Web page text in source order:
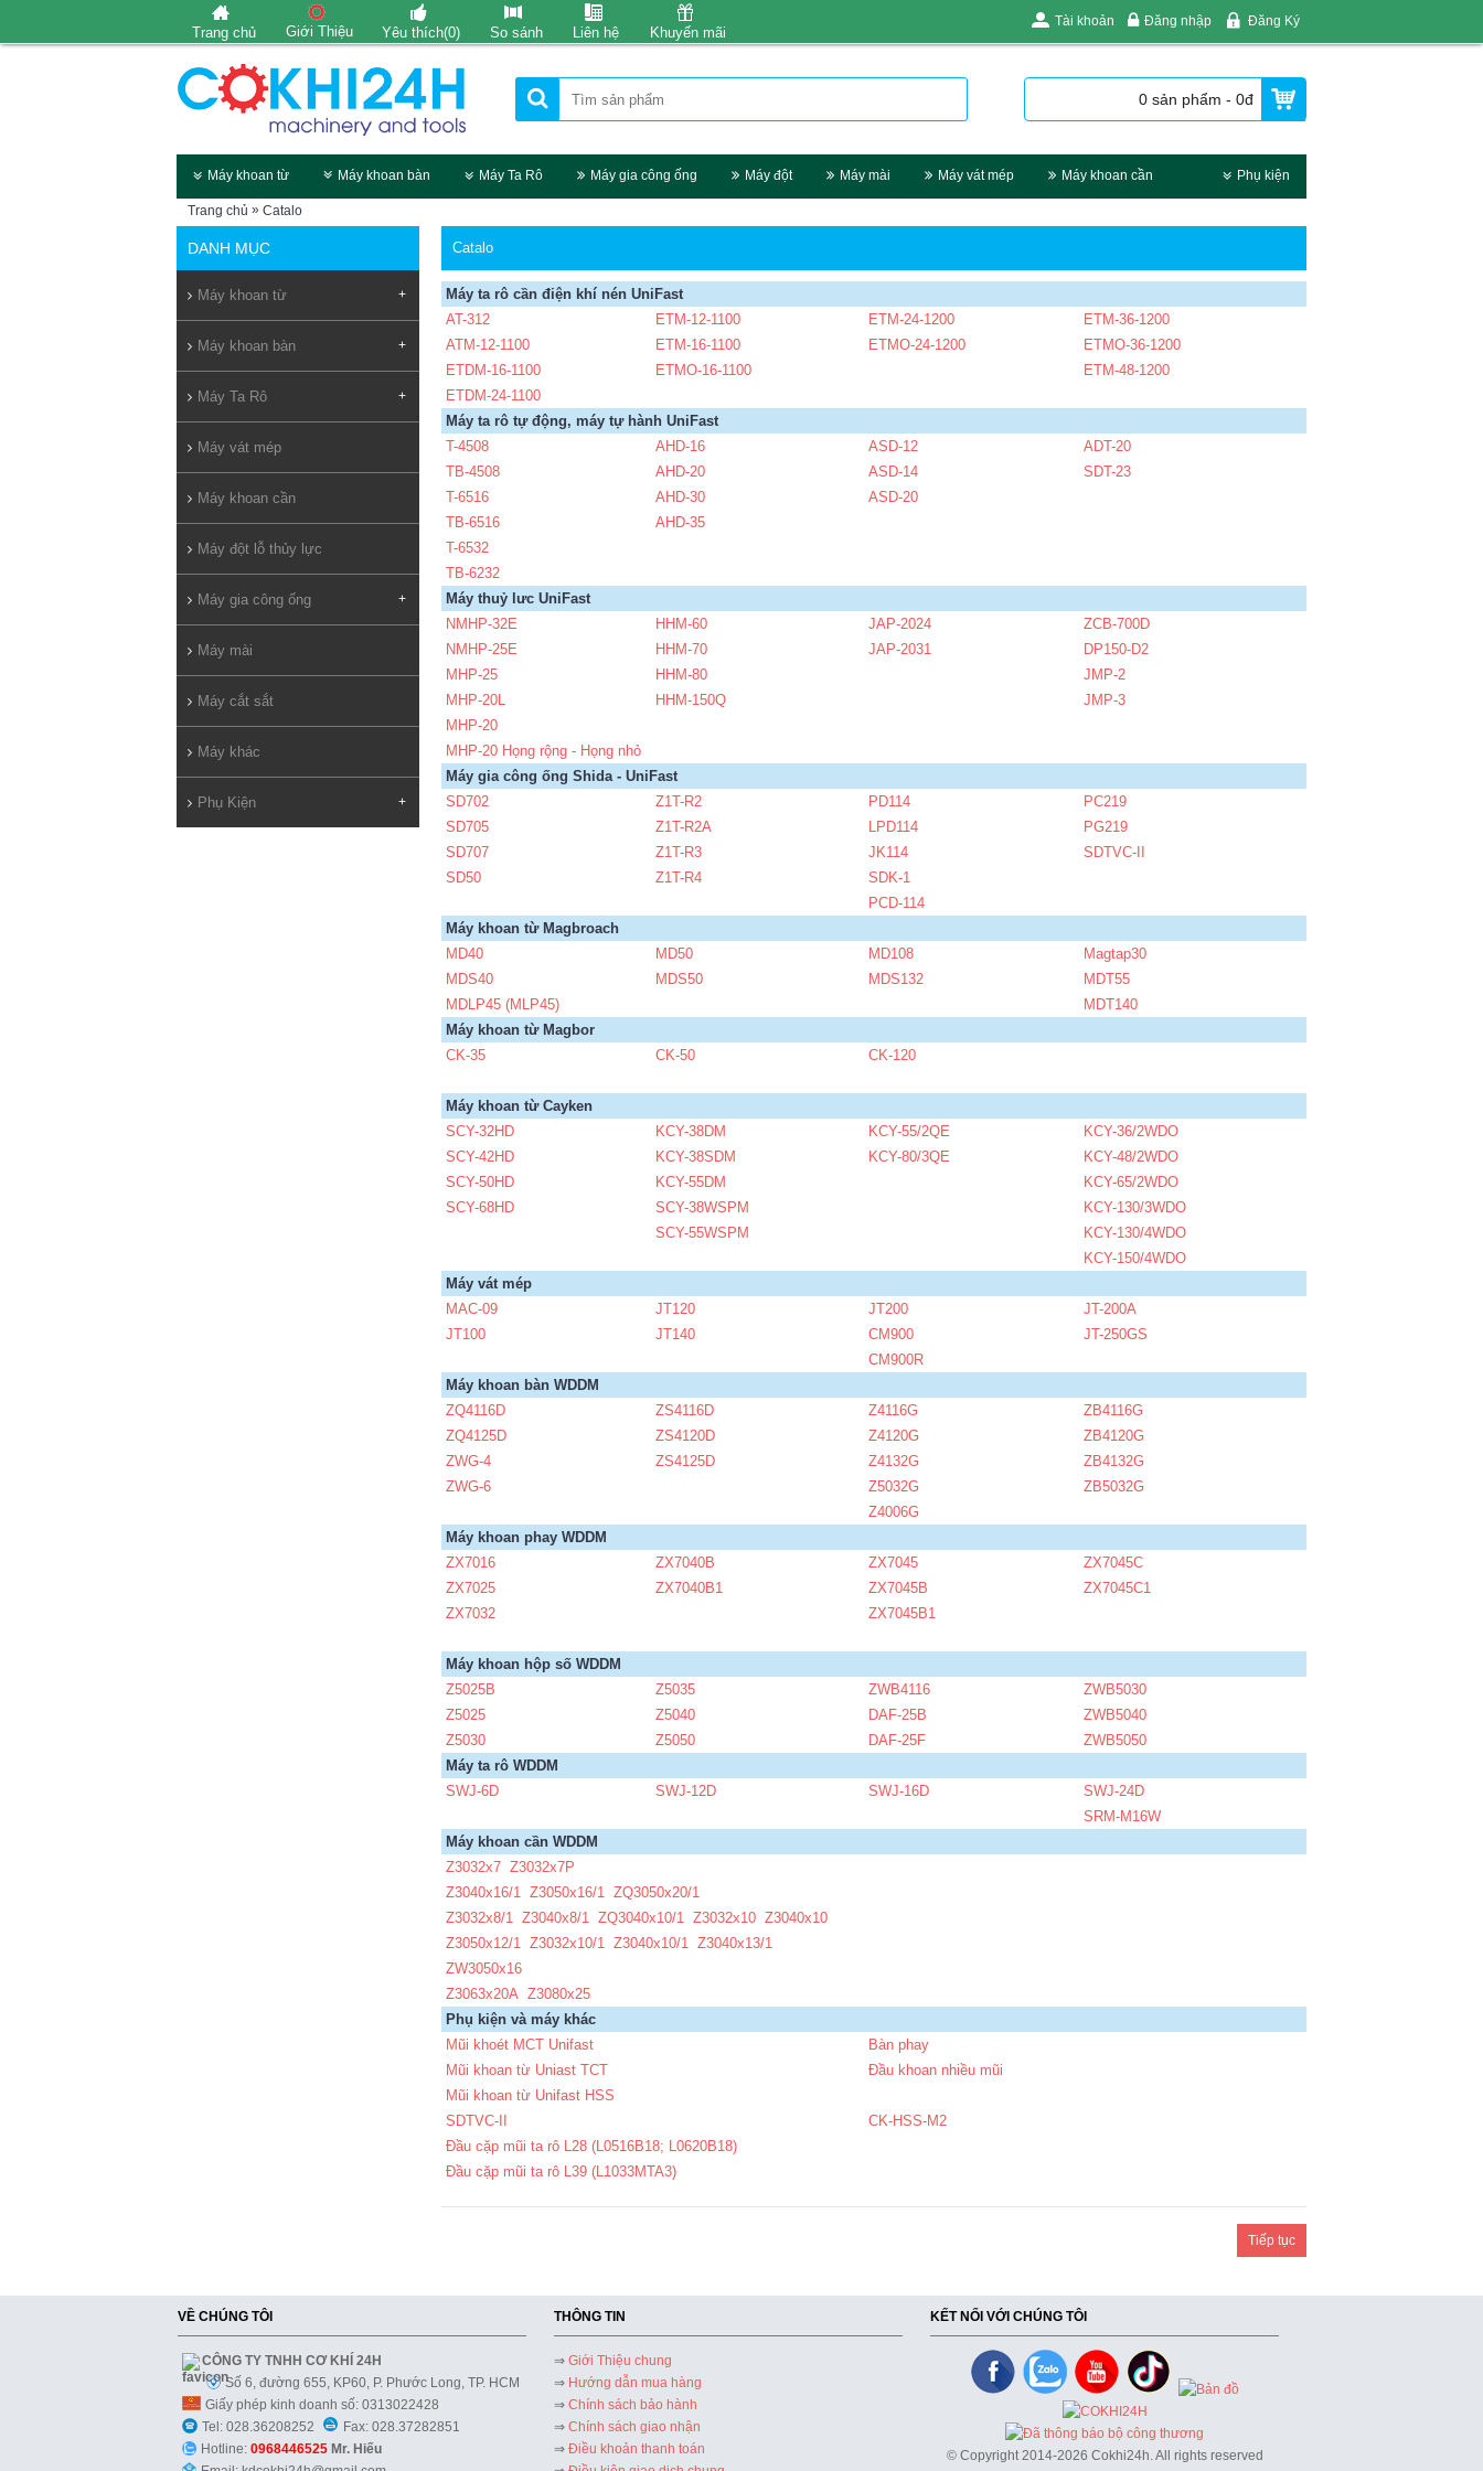
Trang chủ Giới Thiệu Yêu thích(0) So sánh Liên hệ Khuyến mãi
Tài khoản Đăng nhập Đăng Ký
0 sản phẩm - 0đ
Máy khoan từ Máy khoan bàn Máy Ta Rô Máy gia công ống Máy đột Máy mài Máy vát mép Máy khoan cần Phụ kiện
Trang chủ » Catalo
DANH MỤC
Máy khoan từ +
Máy khoan bàn +
Máy Ta Rô +
Máy vát mép
Máy khoan cần
Máy đột lỗ thủy lực
Máy gia công ống +
Máy mài
Máy cắt sắt
Máy khác
Phụ Kiện +
Catalo
Máy ta rô cần điện khí nén UniFast
AT-312
ETM-12-1100 ETM-24-1200
ETM-36-1200
ATM-12-1100
ETM-16-1100 ETMO-24-1200
ETMO-36-1200
ETDM-16-1100
ETMO-16-1100
ETM-48-1200
ETDM-24-1100
Máy ta rô tự động, máy tự hành UniFast
T-4508
AHD-16 ASD-12
ADT-20
TB-4508
AHD-20 ASD-14
SDT-23
T-6516
AHD-30
ASD-20
TB-6516
AHD-35
T-6532
TB-6232
Máy thuỷ lưc UniFast
NMHP-32E
HHM-60 JAP-2024
ZCB-700D
NMHP-25E
HHM-70 JAP-2031
DP150-D2
MHP-25
HHM-80
JMP-2
MHP-20L
HHM-150Q
JMP-3
MHP-20
MHP-20 Họng rộng - Họng nhỏ
Máy gia công ống Shida - UniFast
SD702
Z1T-R2 PD114
PC219
SD705
Z1T-R2A LPD114
PG219
SD707
Z1T-R3 JK114
SDTVC-II
SD50
Z1T-R4
SDK-1
PCD-114
Máy khoan từ Magbroach
MD40
MD50 MD108
Magtap30
MDS40
MDS50 MDS132
MDT55
MDLP45 (MLP45)
MDT140
Máy khoan từ Magbor
CK-35
CK-50 CK-120
Máy khoan từ Cayken
SCY-32HD
KCY-38DM KCY-55/2QE
KCY-36/2WDO
SCY-42HD
KCY-38SDM KCY-80/3QE
KCY-48/2WDO
SCY-50HD
KCY-55DM
KCY-65/2WDO
SCY-68HD
SCY-38WSPM
KCY-130/3WDO
SCY-55WSPM
KCY-130/4WDO
KCY-150/4WDO
Máy vát mép
MAC-09
JT120 JT200
JT-200A
JT100
JT140 CM900
JT-250GS
CM900R
Máy khoan bàn WDDM
ZQ4116D
ZS4116D Z4116G
ZB4116G
ZQ4125D
ZS4120D Z4120G
ZB4120G
ZWG-4
ZS4125D Z4132G
ZB4132G
ZWG-6
Z5032G
ZB5032G
Z4006G
Máy khoan phay WDDM
ZX7016
ZX7040B ZX7045
ZX7045C
ZX7025
ZX7040B1 ZX7045B
ZX7045C1
ZX7032
ZX7045B1
Máy khoan hộp số WDDM
Z5025B
Z5035 ZWB4116
ZWB5030
Z5025
Z5040 DAF-25B
ZWB5040
Z5030
Z5050 DAF-25F
ZWB5050
Máy ta rô WDDM
SWJ-6D
SWJ-12D SWJ-16D
SWJ-24D
SRM-M16W
Máy khoan cần WDDM
Z3032x7 Z3032x7P
Z3040x16/1 Z3050x16/1 ZQ3050x20/1
Z3032x8/1 Z3040x8/1 ZQ3040x10/1 Z3032x10 Z3040x10
Z3050x12/1 Z3032x10/1 Z3040x10/1 Z3040x13/1
ZW3050x16
Z3063x20A Z3080x25
Phụ kiện và máy khác
Mũi khoét MCT Unifast
Bàn phay
Mũi khoan từ Uniast TCT
Đầu khoan nhiều mũi
Mũi khoan từ Unifast HSS
SDTVC-II
CK-HSS-M2
Đầu cặp mũi ta rô L28 (L0516B18; L0620B18)
Đầu cặp mũi ta rô L39 (L1033MTA3)
Tiếp tục
VỀ CHÚNG TÔI
CÔNG TY TNHH CƠ KHÍ 24H
Số 6, đường 655, KP60, P. Phước Long, TP. HCM
Giấy phép kinh doanh số: 0313022428
Tel: 028.36208252
Fax: 028.37282851
Hotline: 0968446525 Mr. Hiếu
THÔNG TIN
⇒ Giới Thiệu chung
⇒ Hướng dẫn mua hàng
⇒ Chính sách bảo hành
⇒ Chính sách giao nhận
⇒ Điều khoản thanh toán
KẾT NỐI VỚI CHÚNG TÔI
© Copyright 2014-2026 Cokhi24h. All rights reserved